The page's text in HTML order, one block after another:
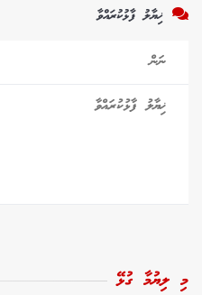
ޚިޔާލު ފާޅުކުރައްވާ
މި ލިޔުމާ ގުޅޭ